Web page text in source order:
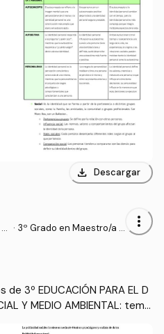
download Descargar
· 3º Grado en Maestro/a d
more_vert
3º EDUCACIÓN PARA EL D
Y MEDIO AMBIENTAL: tema